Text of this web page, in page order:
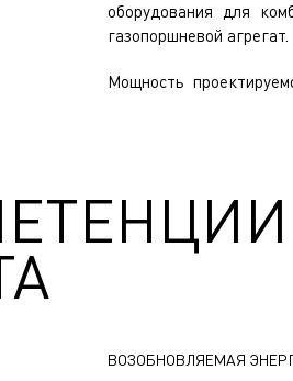
оборудования для
газопоршневой агрегат.
Мощность
ВОЗОБНОВЛЯЕМАЯ